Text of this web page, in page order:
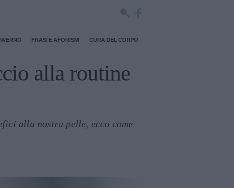
FRASI E AFORISMI CURA DEL CORPO
alla routine
alla nostra pelle, ecco come